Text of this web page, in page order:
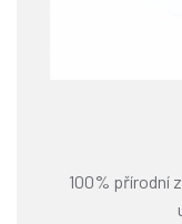
100% přírodní